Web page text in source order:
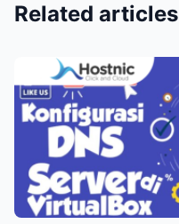
Related articles